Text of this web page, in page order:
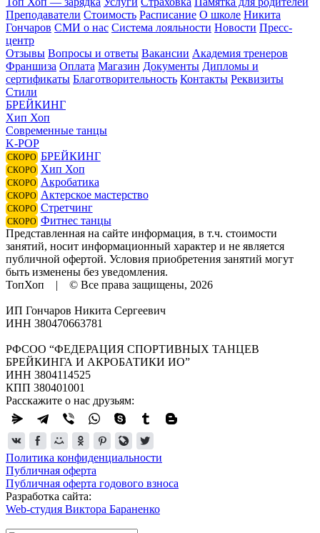
Преподаватели Стоимость Расписание О школе Никита
Гончаров СМИ о нас Система лояльности Новости Пресс-
центр
Отзывы Вопросы и ответы Вакансии Академия тренеров
Франшиза Оплата Магазин Документы Дипломы и
сертификаты Благотворительность Контакты Реквизиты
Стили
БРЕЙКИНГ
Хип Хоп
Современные танцы
K-POP
СКОРО БРЕЙКИНГ
СКОРО Хип Хоп
СКОРО Акробатика
СКОРО Актерское мастерство
СКОРО Стретчинг
СКОРО Фитнес танцы
Представленная на сайте информация, в т.ч. стоимости
занятий, носит информационный характер и не является
публичной офертой. Условия приобретения занятий могут
быть изменены без уведомления.
ТопХоп | © Все права защищены, 2026
ИП Гончаров Никита Сергеевич
ИНН 380470663781
РФСОО “ФЕДЕРАЦИЯ СПОРТИВНЫХ ТАНЦЕВ
БРЕЙКИНГА И АКРОБАТИКИ ИО”
ИНН 3804114525
КПП 380401001
Расскажите о нас друзьям:
Политика конфиденциальности
Публичная оферта
Публичная оферта годового взноса
Разработка сайта:
Web-студия Виктора Бараненко